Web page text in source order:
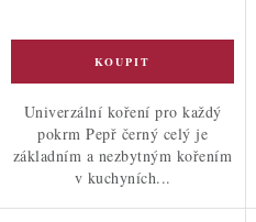
Univerzální koření pro každý
pokrm Pepř černý celý je
základním a nezbytným kořením
v kuchyních...